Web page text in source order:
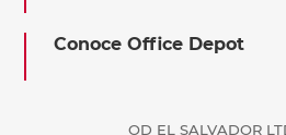
Conoce Office Depot
OD EL SALVADOR